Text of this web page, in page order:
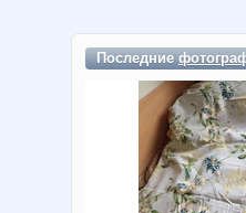
Последние